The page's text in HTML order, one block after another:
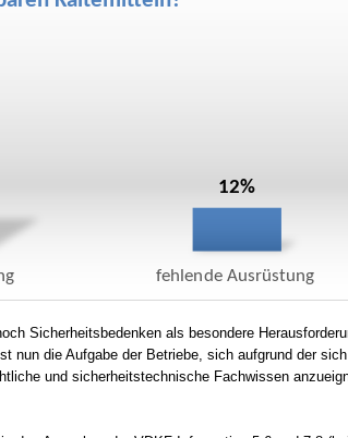
Sicherheitsbedenken als besondere
nun die Aufgabe der Betriebe, sich aufgrund der sich
und sicherheitstechnische Fachwissen